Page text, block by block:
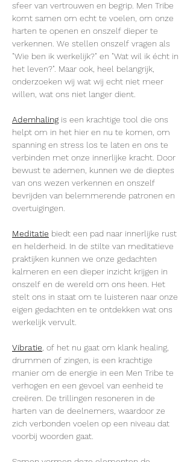
sfeer van vertrouwen en begrip. Men Tribe
komt samen om echt te voelen, om onze
harten te openen en onszelf dieper te
verkennen. We stellen onszelf vragen als
"Wie ben ik werkelijk?" en "Wat wil ik écht in
het leven?". Maar ook, heel belangrijk,
onderzoeken wij wat wij echt niet meer
willen, wat ons niet langer dient.
Ademhaling is een krachtige tool die ons
helpt om in het hier en nu te komen, om
spanning en stress los te laten en ons te
verbinden met onze innerlijke kracht. Door
bewust te ademen, kunnen we de dieptes
van ons wezen verkennen en onszelf
bevrijden van belemmerende patronen en
overtuigingen.
Meditatie biedt een pad naar innerlijke rust
en helderheid. In de stilte van meditatieve
praktijken kunnen we onze gedachten
kalmeren en een dieper inzicht krijgen in
onszelf en de wereld om ons heen. Het
stelt ons in staat om te luisteren naar onze
eigen gedachten en te ontdekken wat ons
werkelijk vervult.
Vibratie , of het nu gaat om klank healing,
drummen of zingen, is een krachtige
manier om de energie in een Men Tribe te
verhogen en een gevoel van eenheid te
creëren. De trillingen resoneren in de
harten van de deelnemers, waardoor ze
zich verbonden voelen op een niveau dat
voorbij woorden gaat.